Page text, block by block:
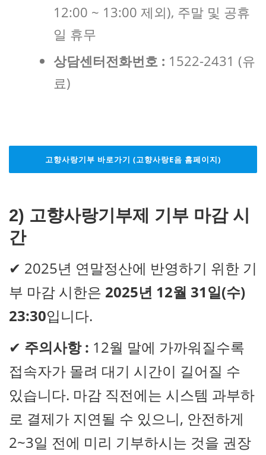
12:00 ~ 13:00 제외), 주말 및 공휴
일 휴무
상담센터전화번호 : 1522-2431 (유
료)
고향사랑기부 바로가기 (고향사랑E음 홈페이지)
2) 고향사랑기부제 기부 마감 시
간
✔ 2025년 연말정산에 반영하기 위한 기
부 마감 시한은 2025년 12월 31일(수)
23:30입니다.
✔ 주의사항 : 12월 말에 가까워질수록
접속자가 몰려 대기 시간이 길어질 수
있습니다. 마감 직전에는 시스템 과부하
로 결제가 지연될 수 있으니, 안전하게
2~3일 전에 미리 기부하시는 것을 권장